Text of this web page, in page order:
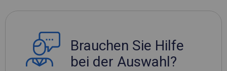
Brauchen Sie Hilfe
bei der Auswahl?